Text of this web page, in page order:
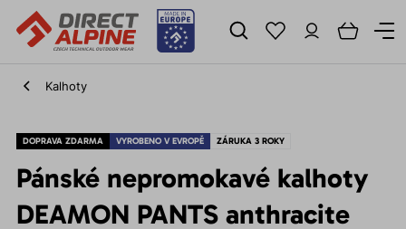
Kalhoty
DOPRAVA ZDARMA VYROBENO V EVROPĚ ZÁRUKA 3 ROKY
Pánské nepromokavé kalhoty
DEAMON PANTS anthracite